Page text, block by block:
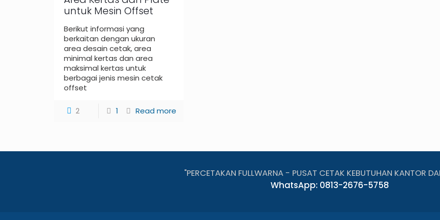
untuk Mesin Offset
Berikut informasi yang
berkaitan dengan ukuran
area desain cetak, area
minimal kertas dan area
maksimal kertas untuk
berbagai jenis mesin cetak
offset
2 1 Read more
"PERCETAKAN FULLWARNA - PUSAT CETAK KEBUTUHAN KANTOR
WhatsApp: 0813-2676-5758